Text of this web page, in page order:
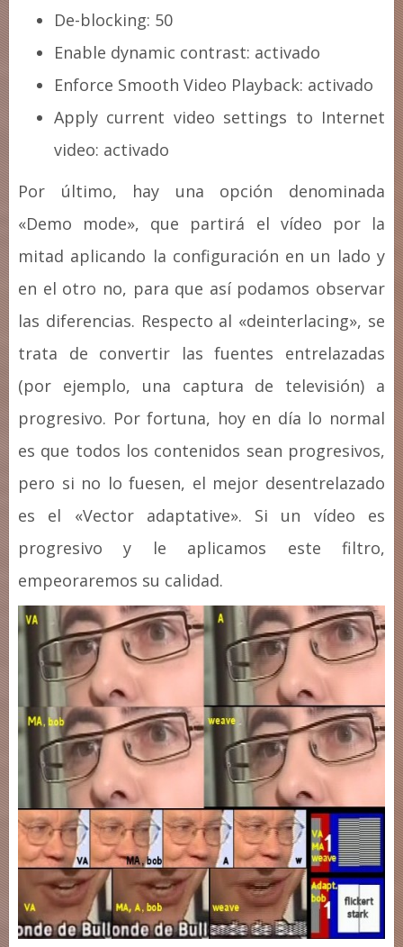
De-blocking: 50
Enable dynamic contrast: activado
Enforce Smooth Video Playback: activado
Apply current video settings to Internet
video: activado
Por último, hay una opción denominada
«Demo mode», que partirá el vídeo por la
mitad aplicando la configuración en un lado y
en el otro no, para que así podamos observar
las diferencias. Respecto al «deinterlacing», se
trata de convertir las fuentes entrelazadas
(por ejemplo, una captura de televisión) a
progresivo. Por fortuna, hoy en día lo normal
es que todos los contenidos sean progresivos,
pero si no lo fuesen, el mejor desentrelazado
es el «Vector adaptative». Si un vídeo es
progresivo y le aplicamos este filtro,
empeoraremos su calidad.